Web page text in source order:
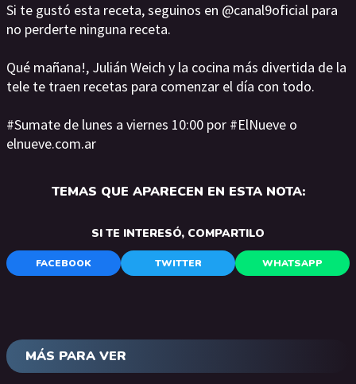
Si te gustó esta receta, seguinos en @canal9oficial para
no perderte ninguna receta.
Qué mañana!, Julián Weich y la cocina más divertida de la
tele te traen recetas para comenzar el día con todo.
#Sumate de lunes a viernes 10:00 por #ElNueve o
elnueve.com.ar
TEMAS QUE APARECEN EN ESTA NOTA:
SI TE INTERESÓ, COMPARTILO
FACEBOOK TWITTER WHATSAPP
MÁS PARA VER